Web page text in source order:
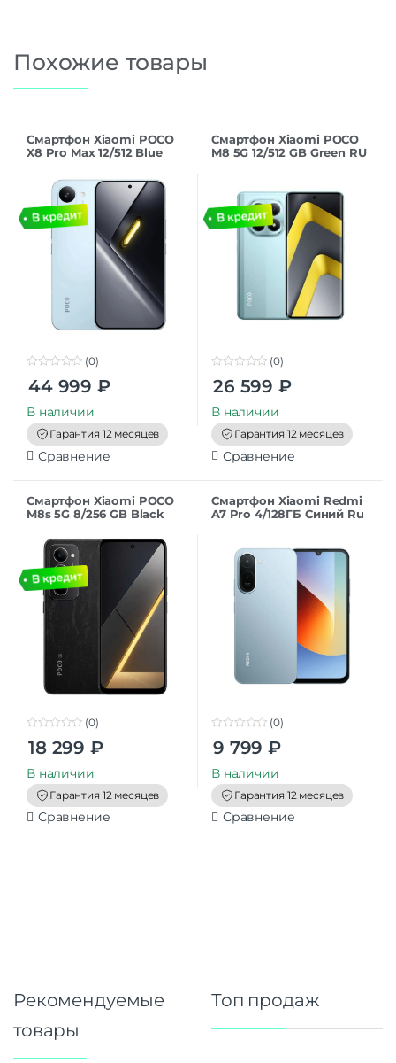
Похожие товары
Смартфон Xiaomi POCO
X8 Pro Max 12/512 Blue
o
t
o
f
5
(0)
44 999 ₽
В наличии
Гарантия 12 месяцев
Сравнение
Смартфон Xiaomi POCO
M8 5G 12/512 GB Green RU
o
t
o
f
5
(0)
26 599 ₽
В наличии
Гарантия 12 месяцев
Сравнение
Смартфон Xiaomi POCO
M8s 5G 8/256 GB Black
t
o
f
5
(0)
18 299 ₽
В наличии
Гарантия 12 месяцев
Сравнение
Смартфон Xiaomi Redmi
A7 Pro 4/128ГБ Синий Ru
o
t
o
f
5
(0)
9 799 ₽
В наличии
Гарантия 12 месяцев
Сравнение
Рекомендуемые
товары
Топ продаж